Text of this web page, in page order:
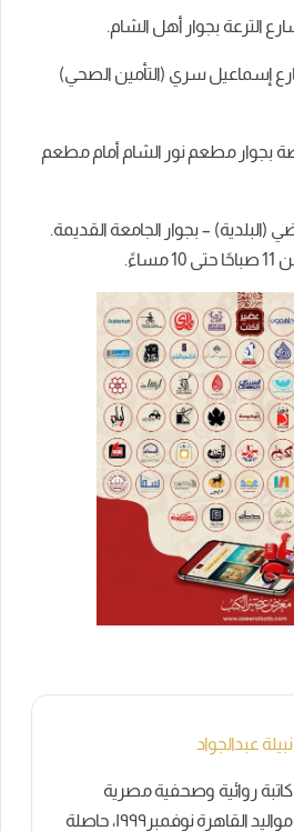
الترعة بجوار أهل الشام.
إسماعيل سري (التأمين الصحي)
بجوار مطعم نور الشام أمام مطعم
(البلدية) – بجوار الجامعة القديمة.
نبيلة عبدالجواد
كاتبة روائية وصحفية مصرية
مواليد القاهرة نوفمبر١٩٩٩، حاصلة